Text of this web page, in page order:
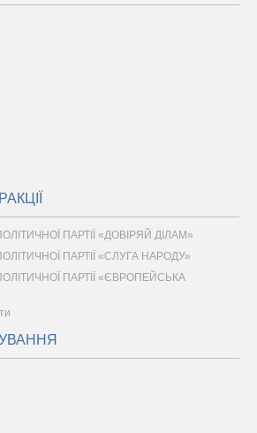
ПАРТІЇ «ДОВІРЯЙ ДІЛАМ»
ПАРТІЇ «СЛУГА НАРОДУ»
ПОЛІТИЧНОЇ ПАРТІЇ «ЄВРОПЕЙСЬКА